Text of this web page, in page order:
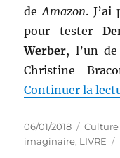
deAmazon. J’ai
pour tester
Werber, l’un
Christine
Continuer la
Publié
le
06/01/2018 Culture
imaginaire, LIVRE